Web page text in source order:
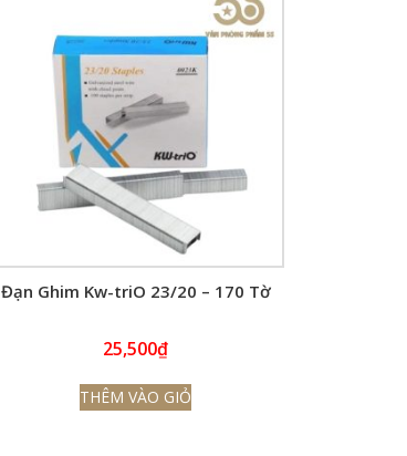
Đạn Ghim Kw-triO 23/20 – 170 Tờ
25,500₫
THÊM VÀO GIỎ